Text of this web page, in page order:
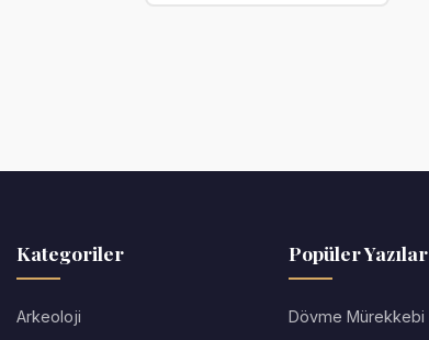
Kategoriler
Arkeoloji
Popüler Yazılar
Dövme Mürekkebi